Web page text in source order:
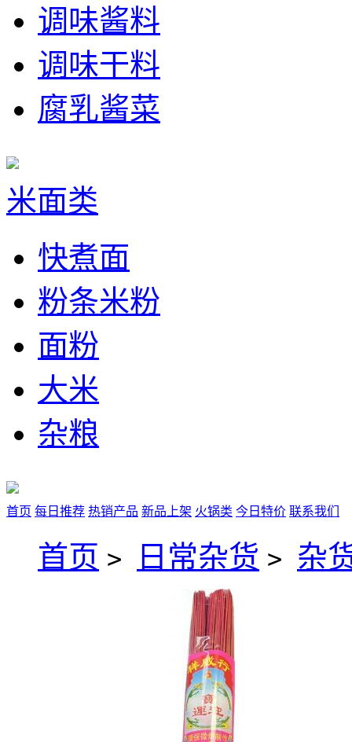
调味酱料
调味干料
腐乳酱菜
米面类
快煮面
粉条米粉
面粉
大米
杂粮
首页 每日推荐 热销产品 新品上架 火锅类 今日特价 联系我们
首页 > 日常杂货 > 杂